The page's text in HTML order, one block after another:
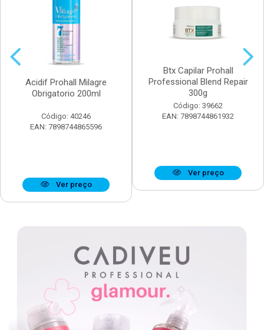
Acidif Prohall Milagre
Obrigatorio 200ml
Código: 40246
EAN: 7898744865596
Ver preço
Btx Capilar Prohall
Professional Blend Repair
300g
Código: 39662
EAN: 7898744861932
Ver preço